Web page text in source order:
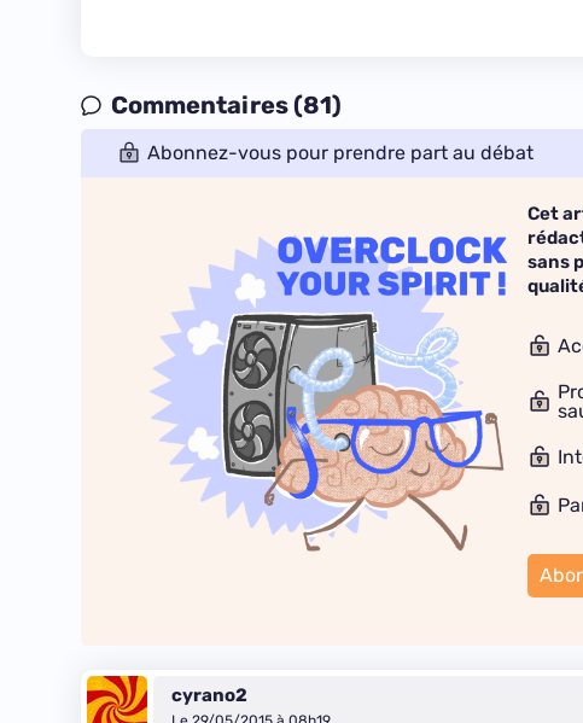
Commentaires (81)
Abonnez-vous pour prendre part au débat
Cet
sans
cyrano2